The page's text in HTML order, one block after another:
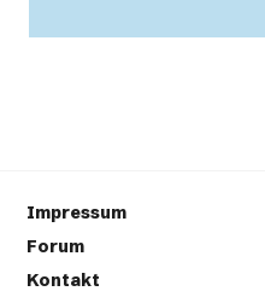
Impressum
Forum
Kontakt